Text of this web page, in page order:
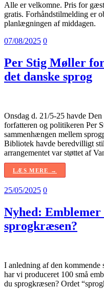
Alle er velkomne. Pris for
gratis. Forhåndstilmelding er
planlægningen af middagen.
07/08/2025 0
Per Stig Møller
det danske sprog
Onsdag d. 21/5-25 havde
forfatteren og politikeren Per
sammenhængen mellem
Bibliotek havde beredvilligt
arrangementet var støttet af
LÆS MERE →
25/05/2025 0
Nyhed:
sprogkræsen?
I anledning af den kommende
har vi produceret 100 små
du sprogkræsen? Ordet